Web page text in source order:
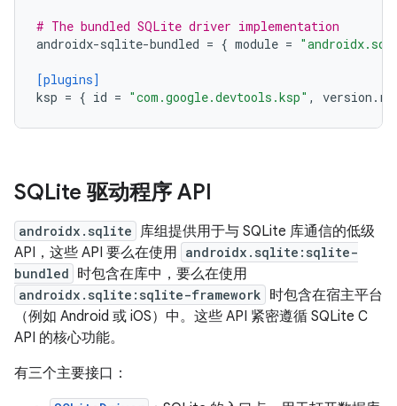
# The bundled SQLite driver implementation
androidx-sqlite-bundled = { module =
[plugins]
ksp = { id = "com.google.devtools.ksp" , version .
SQLite 驱动程序 API
androidx.sqlite 库组提供用于与 SQLite 库通信的低级
API，这些 API 要么在使用 androidx.sqlite:sqlite-
bundled 时包含在库中，要么在使用
androidx.sqlite:sqlite-framework 时包含在宿主平台
（例如 Android 或 iOS）中。这些 API 紧密遵循 SQLite C
API 的核心功能。
有三个主要接口：